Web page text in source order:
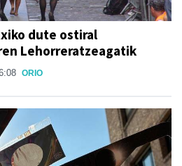
dute ostiral
Lehorreratzeagatik
ORIO